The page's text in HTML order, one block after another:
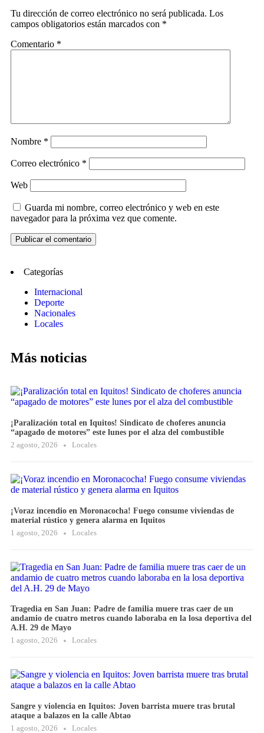
Tu dirección de correo electrónico no será publicada. Los
campos obligatorios están marcados con *
Comentario *
Nombre *
Correo electrónico *
Web
Guarda mi nombre, correo electrónico y web en este
navegador para la próxima vez que comente.
Categorías
Internacional
Deporte
Nacionales
Locales
Más noticias
¡Paralización total en Iquitos! Sindicato de choferes anuncia
“apagado de motores” este lunes por el alza del combustible
2 agosto, 2026
Locales
¡Voraz incendio en Moronacocha! Fuego consume viviendas de
material rústico y genera alarma en Iquitos
1 agosto, 2026
Locales
Tragedia en San Juan: Padre de familia muere tras caer de un
andamio de cuatro metros cuando laboraba en la losa deportiva del
A.H. 29 de Mayo
1 agosto, 2026
Locales
Sangre y violencia en Iquitos: Joven barrista muere tras brutal
ataque a balazos en la calle Abtao
1 agosto, 2026
Locales